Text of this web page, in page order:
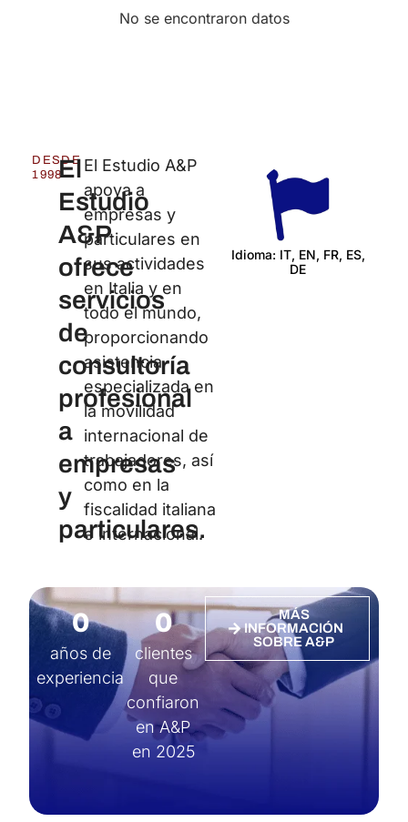
No se encontraron datos
DESDE
1998El
Estudio
A&P
ofrece
servicios
de
consultoría
profesional
a
empresas
y
particulares.
El Estudio A&P
apoya a
empresas y
particulares en
sus actividades
en Italia y en
todo el mundo,
proporcionando
asistencia
especializada en
la movilidad
internacional de
trabajadores, así
como en la
fiscalidad italiana
e internacional.
Idioma: IT, EN, FR, ES,
DE
años de
experiencia
0
clientes
que
confiaron
en A&P
en 2025
0
MÁS
INFORMACIÓN
SOBRE A&P